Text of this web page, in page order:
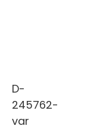
D-
245762-
var